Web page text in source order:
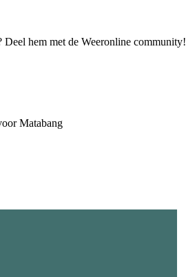
hem met de Weeronline community!
Matabang